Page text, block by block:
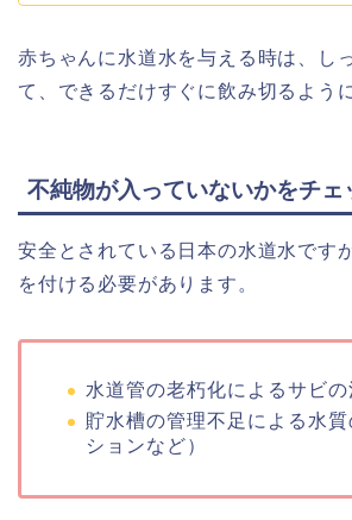
赤ちゃんに水道水を与える時は、し
て、できるだけすぐに飲み切るよう
不純物が入っていないかをチェ
安全とされている日本の水道水です
を付ける必要があります。
水道管の老朽化によるサビの
貯水槽の管理不足による水
ションなど）